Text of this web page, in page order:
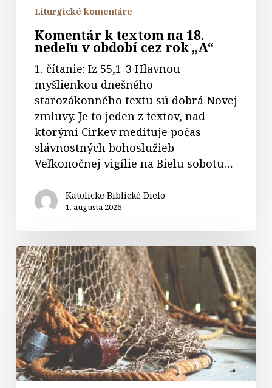
Liturgické komentáre
Komentár k textom na 18.
nedeľu v období cez rok „A“
1. čítanie: Iz 55,1-3 Hlavnou
myšlienkou dnešného
starozákonného textu sú dobrá Novej
zmluvy. Je to jeden z textov, nad
ktorými Cirkev medituje počas
slávnostných bohoslužieb
Veľkonočnej vigílie na Bielu sobotu…
Katolícke Biblické Dielo
1. augusta 2026
Komentár
k
textom
na
17.
nedeľu
v
období
cez